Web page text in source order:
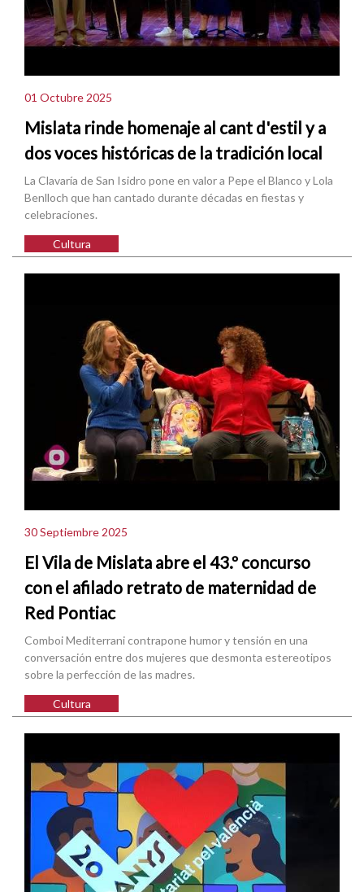
01 Octubre 2025
Mislata rinde homenaje al cant d'estil y a
dos voces históricas de la tradición local
La Clavaría de San Isidro pone en valor a Pepe el Blanco y Lola
Benlloch que han cantado durante décadas en fiestas y
celebraciones.
Cultura
30 Septiembre 2025
El Vila de Mislata abre el 43.º concurso
con el afilado retrato de maternidad de
Red Pontiac
Comboi Mediterrani contrapone humor y tensión en una
conversación entre dos mujeres que desmonta estereotipos
sobre la perfección de las madres.
Cultura